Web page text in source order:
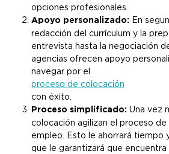
opciones profesionales.
Apoyo personalizado: En
redacción del currículum y la
entrevista hasta la negociación
agencias ofrecen apoyo
navegar por el
proceso de colocación
con éxito.
Proceso simplificado: Una vez
colocación agilizan el proceso de
empleo. Esto le ahorrará tiempo
que le garantizará que